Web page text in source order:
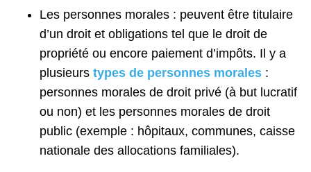
Les personnes morales : peuvent être titulaire
d’un droit et obligations tel que le droit de
propriété ou encore paiement d’impôts. Il y a
plusieurs types de personnes morales :
personnes morales de droit privé (à but lucratif
ou non) et les personnes morales de droit
public (exemple : hôpitaux, communes, caisse
nationale des allocations familiales).